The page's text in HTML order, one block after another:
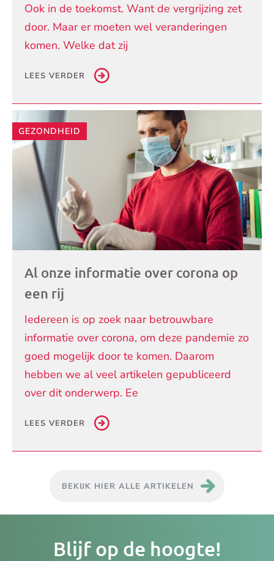
Ook in de toekomst. Want de vergrijzing zet
door. Maar er moeten wel veranderingen
komen. Welke dat zij
LEES VERDER
GEZONDHEID
Al onze informatie over corona op
een rij
Iedereen is op zoek naar betrouwbare
informatie over corona, om deze pandemie zo
goed mogelijk door te komen. Daarom
hebben we al veel artikelen gepubliceerd
over dit onderwerp. Ee
LEES VERDER
BEKIJK HIER ALLE ARTIKELEN
Blijf op de hoogte!